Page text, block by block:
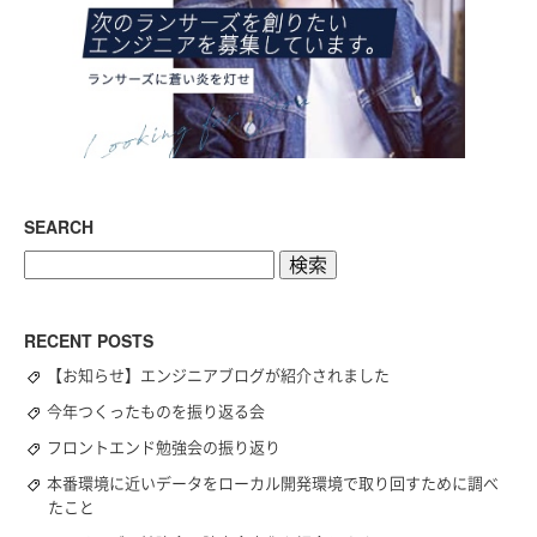
SEARCH
RECENT POSTS
【お知らせ】エンジニアブログが紹介されました
今年つくったものを振り返る会
フロントエンド勉強会の振り返り
本番環境に近いデータをローカル開発環境で取り回すために調べ
たこと